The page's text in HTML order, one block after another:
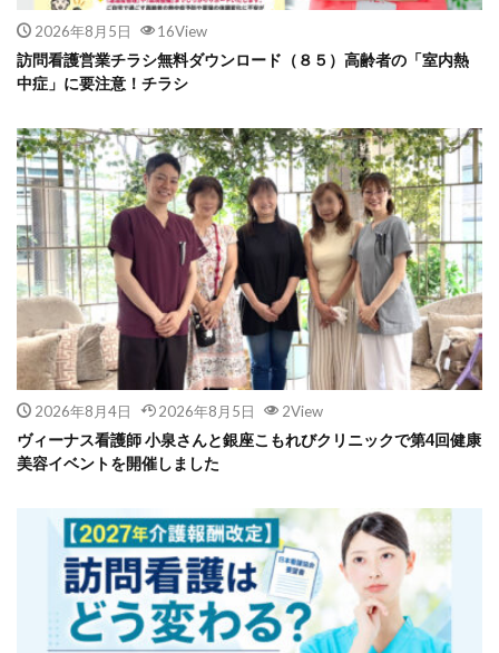
2026年8月5日 16View
訪問看護営業チラシ無料ダウンロード（８５）高齢者の「室内熱
中症」に要注意！チラシ
2026年8月4日 2026年8月5日 2View
ヴィーナス看護師 小泉さんと銀座こもれびクリニックで第4回健康
美容イベントを開催しました